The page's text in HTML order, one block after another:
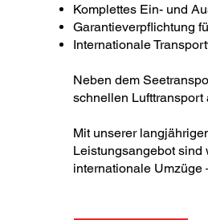
Komplettes Ein- und
Garantieverpflichtung
Internationale
Neben dem
schnellen Lufttransport
Mit unserer
Leistungsangebot sind
internationale Umzüge